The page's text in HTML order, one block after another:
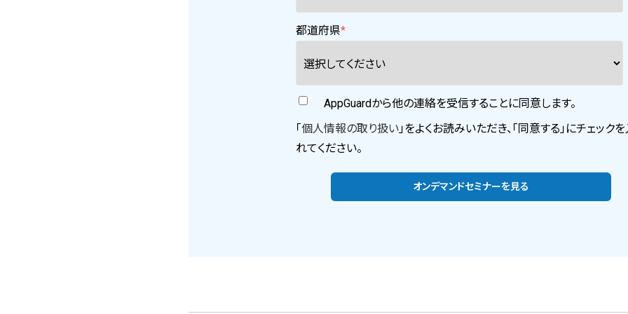
都道府県*
AppGuardから他の連絡を受信することに同意します。
「個人情報の取り扱い」をよくお読みいただき、「同意する」にチェック
れてください。